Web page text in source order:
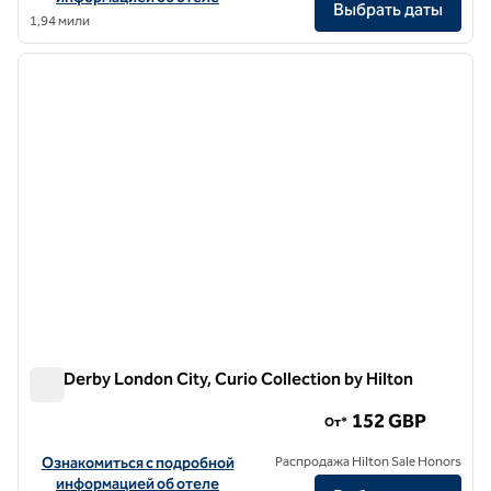
1,94 мили
Выбрать даты
1/11
1 из 11
The Derby London City, Curio Collection by Hilton
Посмотреть информацию об отеле The Derby London City,
Ознакомиться с подробной
информацией об отеле
От* 152 GBP
Распродажа Hilton Sale Honors